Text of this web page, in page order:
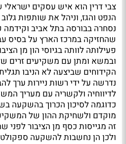
צבי דרין הוא איש עסקים
הנפט והגז, וניהל את שותפות
נסחרה בבורסה בתל אביב וקידמה
שהחזיקה במרכז הארץ על בסיס
פעילותה לוותה בגיוסי הון מן
ובמשא ומתן עם משקיעים זרים
הקידוחים שביצעה לא הניבו
נדרשה על ידי רשות ניירות ערך
לדיווחיה ולקשריה עם מעריך
כדוגמה לסיכון הכרוך בהשקעה
מוקדם ולשחיקת ההון של
זה מגייסות כסף מן הציבור לפני
ולכן הן נחשבות להשקעה